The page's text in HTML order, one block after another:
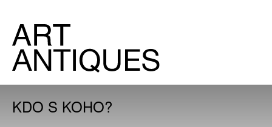
KDO S KOHO?